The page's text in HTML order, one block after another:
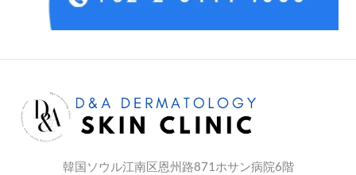
韓国ソウル江南区恩州路871ホサン病院6階